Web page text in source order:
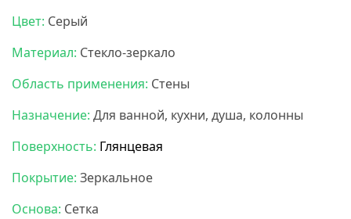
Цвет: Серый
Материал: Стекло-зеркало
Область применения: Стены
Назначение: Для ванной, кухни, душа, колонны
Поверхность: Глянцевая
Покрытие: Зеркальное
Основа: Сетка